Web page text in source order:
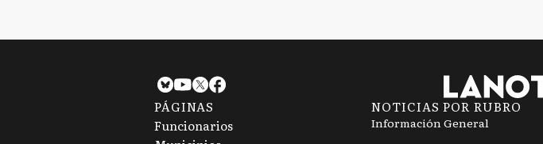
PÁGINAS
Funcionarios
NOTICIAS POR RUBRO
Información General